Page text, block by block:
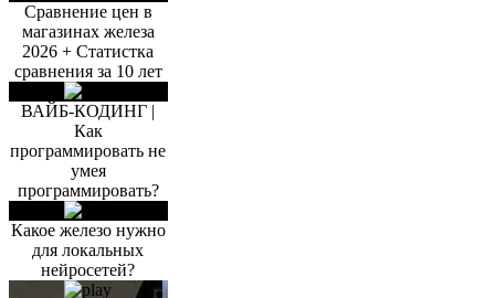
Сравнение цен в
магазинах железа
2026 + Статистка
сравнения за 10 лет
ВАЙБ-КОДИНГ |
Как
программировать не
умея
программировать?
Какое железо нужно
для локальных
нейросетей?